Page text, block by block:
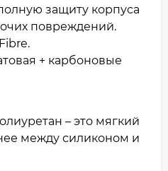
защиту корпуса
повреждений.
+ карбоновые
– это мягкий
между силиконом и